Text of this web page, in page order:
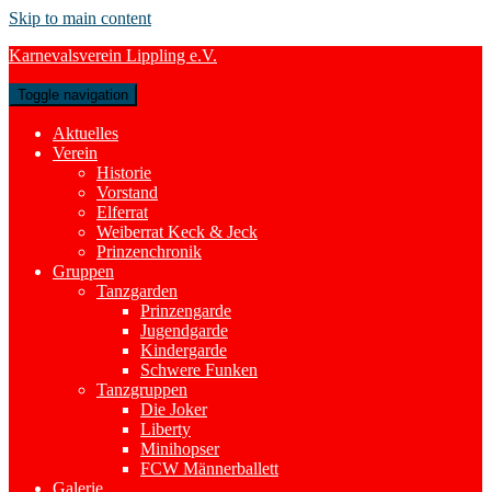
Skip to main content
Karnevalsverein Lippling e.V.
Toggle navigation
Aktuelles
Verein
Historie
Vorstand
Elferrat
Weiberrat Keck & Jeck
Prinzenchronik
Gruppen
Tanzgarden
Prinzengarde
Jugendgarde
Kindergarde
Schwere Funken
Tanzgruppen
Die Joker
Liberty
Minihopser
FCW Männerballett
Galerie